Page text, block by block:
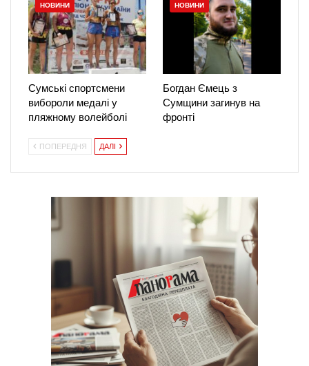
НОВИНИ
Сумські спортсмени
вибороли медалі у
пляжному волейболі
НОВИНИ
Богдан Ємець з
Сумщини загинув на
фронті
ПОПЕРЕДНЯ ДАЛІ